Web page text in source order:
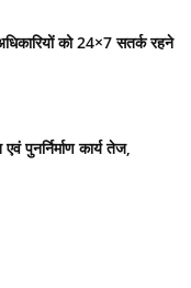
को 24×7 सतर्क रहने
पुनर्निर्माण कार्य तेज,